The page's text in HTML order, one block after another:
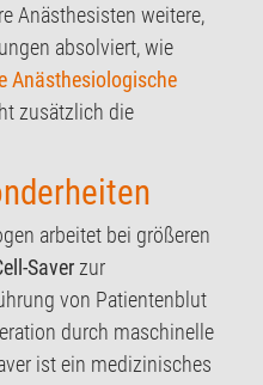
Anästhesisten weitere,
absolviert, wie
Anästhesiologische
zusätzlich die
arbeitet bei größeren
Saverzur
von Patientenblut
durch maschinelle
ist ein medizinisches